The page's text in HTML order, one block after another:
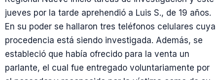
jueves por la tarde aprehendió a Luis S., de 19 años.
En su poder se hallaron tres teléfonos celulares cuya
procedencia está siendo investigada. Además, se
estableció que había ofrecido para la venta un
parlante, el cual fue entregado voluntariamente por